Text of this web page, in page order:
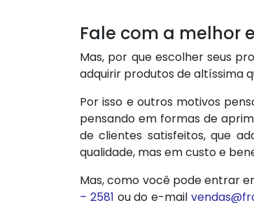
Fale com a melhor
Mas, por que escolher seus
adquirir produtos de altíssima
Por isso e outros motivos
pensando em formas de
de clientes satisfeitos, que
qualidade, mas em custo e
Mas, como você pode entrar
– 2581 ou do e-mail